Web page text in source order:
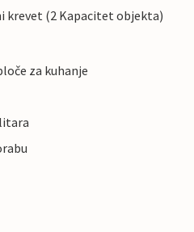
krevet (2 Kapacitet objekta)
za kuhanje